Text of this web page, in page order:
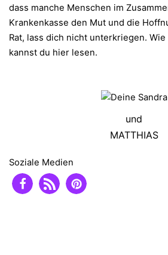
dass manche Menschen im
Krankenkasse den Mut und die
Rat, lass dich nicht unterkriegen.
kannst du hier lesen.
und
MATTHIAS
Soziale Medien